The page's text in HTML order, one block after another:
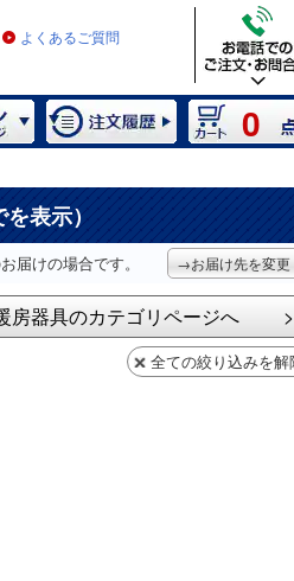
よくあるご質問
0
表示）
届けの場合です。 →お届け先を変更
房器具のカテゴリページへ
全ての絞り込みを解